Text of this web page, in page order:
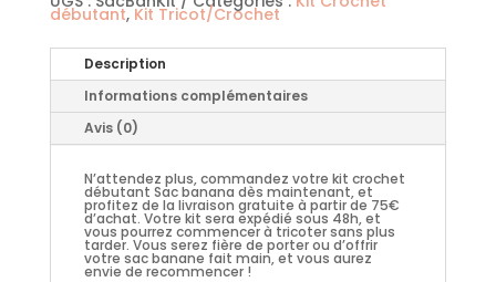
débutant,Kit Tricot/Crochet
Description
Informations complémentaires
Avis (0)
N’attendez plus, commandez votre kit crochet
débutant Sac banana dès maintenant, et
profitez de la livraison gratuite à partir de 75€
d’achat. Votre kit sera expédié sous 48h, et
vous pourrez commencer à tricoter sans plus
tarder. Vous serez fière de porter ou d’offrir
votre sac banane fait main, et vous aurez
envie de recommencer !